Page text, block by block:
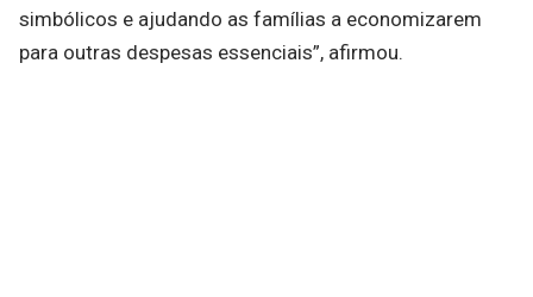
simbólicos e ajudando as famílias a economizarem
para outras despesas essenciais”, afirmou.